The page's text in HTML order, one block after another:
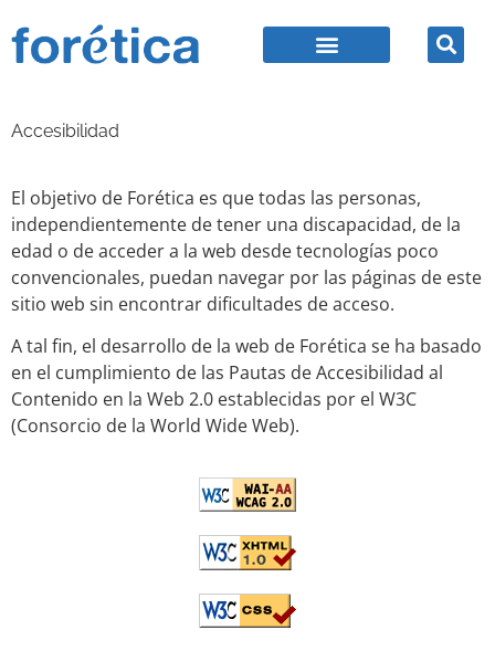
Accesibilidad
El objetivo de Forética es que todas las personas,
independientemente de tener una discapacidad, de la
edad o de acceder a la web desde tecnologías poco
convencionales, puedan navegar por las páginas de este
sitio web sin encontrar dificultades de acceso.
A tal fin, el desarrollo de la web de Forética se ha basado
en el cumplimiento de las Pautas de Accesibilidad al
Contenido en la Web 2.0 establecidas por el W3C
(Consorcio de la World Wide Web).